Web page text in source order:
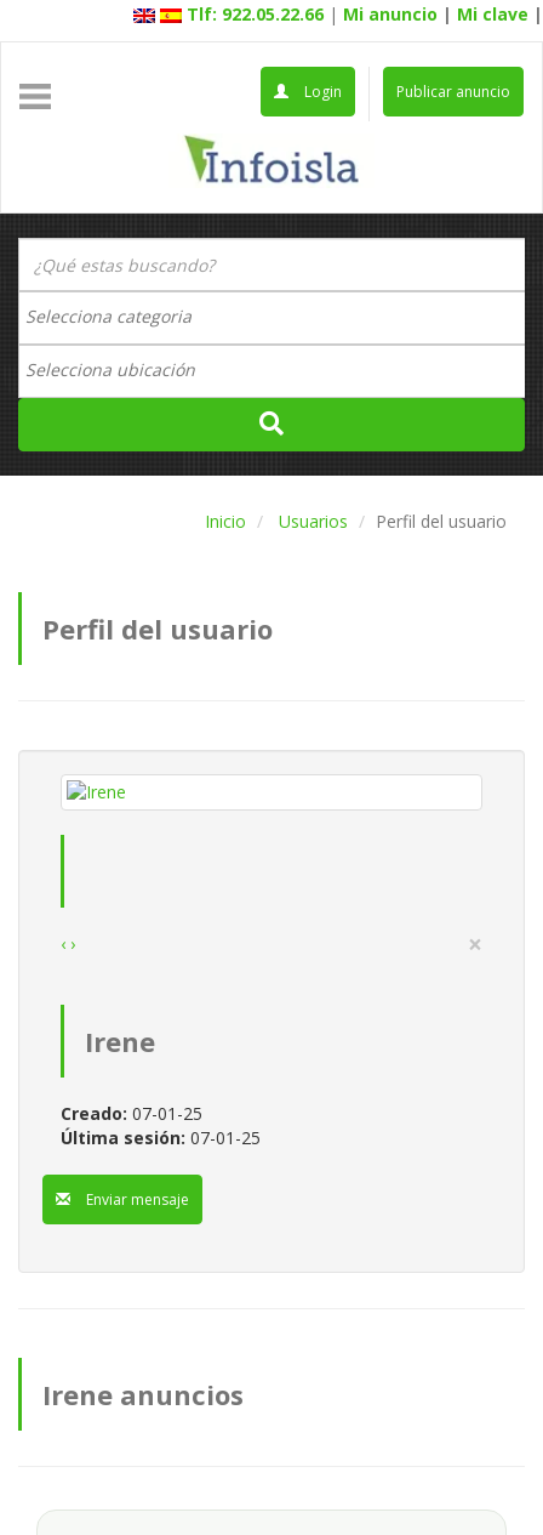
Tlf: 922.05.22.66 | Mi anuncio | Mi clave |
Publicar anuncio
Login
Inicio Usuarios Perfil del usuario
Perfil del usuario
‹ › ×
Irene
Creado: 07-01-25
Última sesión: 07-01-25
Enviar mensaje
Irene anuncios